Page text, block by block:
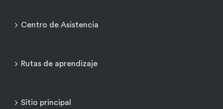
Centro de Asistencia
Rutas de aprendizaje
Sitio principal